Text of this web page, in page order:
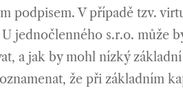
podpisem. V případě tzv.
U jednočlenného s.r.o. může
a jak by mohl nízký
že při základním